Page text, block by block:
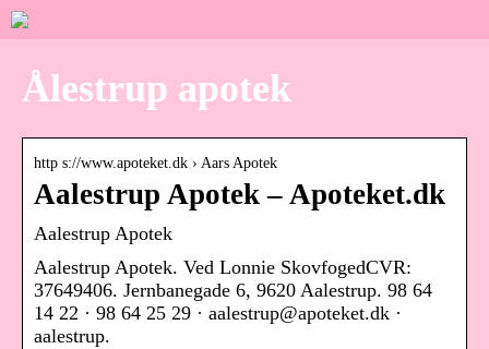
Ålestrup apotek
http s://www.apoteket.dk › Aars Apotek
Aalestrup Apotek – Apoteket.dk
Aalestrup Apotek
Aalestrup Apotek. Ved Lonnie SkovfogedCVR:
37649406. Jernbanegade 6, 9620 Aalestrup. 98 64
14 22 · 98 64 25 29 · aalestrup@apoteket.dk ·
aalestrup.